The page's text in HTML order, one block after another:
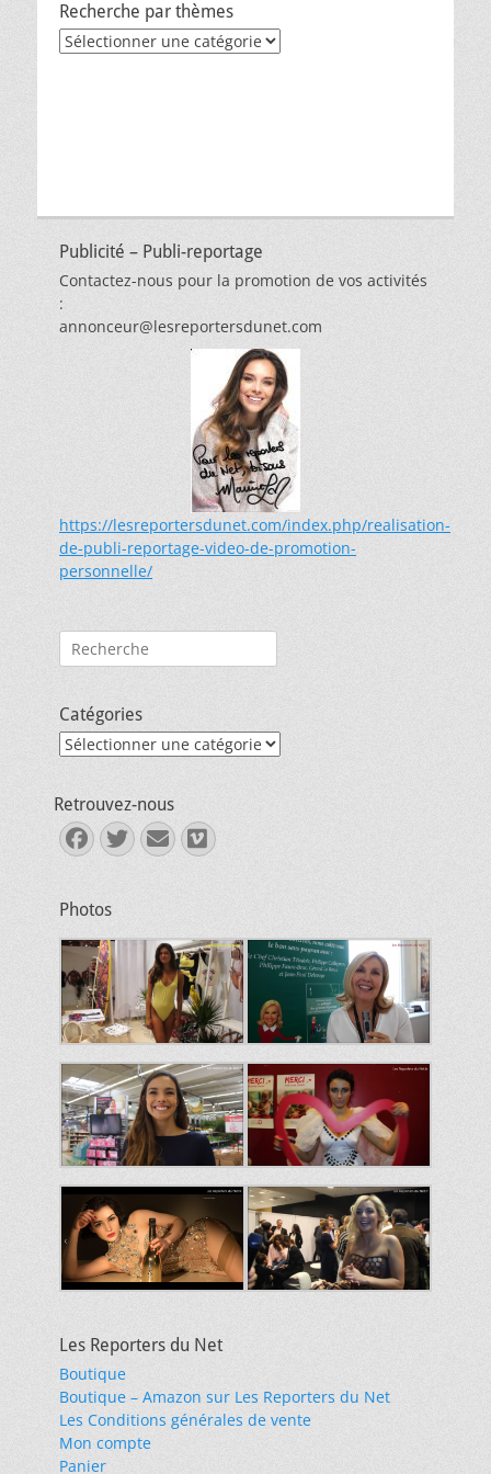
Recherche par thèmes
Recherche
Publicité – Publi-reportage
Contactez-nous pour la promotion de vos activités
:
annonceur@lesreportersdunet.com
https://lesreportersdunet.com/index.php/realisation-
de-publi-reportage-video-de-promotion-
personnelle/
Rechercher :
Catégories
Catégories
Retrouvez-nous
Facebook
Twitter
E-
mail
Vimeo
Photos
Les Reporters du Net
Boutique
Boutique – Amazon sur Les Reporters du Net
Les Conditions générales de vente
Mon compte
Panier